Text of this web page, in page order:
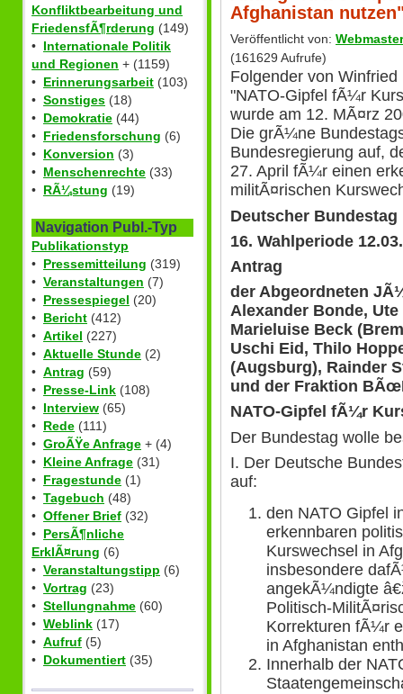
Konfliktbearbeitung und
FriedensfÃ¶rderung (149)
• Internationale Politik
und Regionen + (1159)
• Erinnerungsarbeit (103)
• Sonstiges (18)
• Demokratie (44)
• Friedensforschung (6)
• Konversion (3)
• Menschenrechte (33)
• RÃ¼stung (19)
Navigation Publ.-Typ
Publikationstyp
• Pressemitteilung (319)
• Veranstaltungen (7)
• Pressespiegel (20)
• Bericht (412)
• Artikel (227)
• Aktuelle Stunde (2)
• Antrag (59)
• Presse-Link (108)
• Interview (65)
• Rede (111)
• GroÃŸe Anfrage + (4)
• Kleine Anfrage (31)
• Fragestunde (1)
• Tagebuch (48)
• Offener Brief (32)
• PersÃ¶nliche
ErklÃ¤rung (6)
• Veranstaltungstipp (6)
• Vortrag (23)
• Stellungnahme (60)
• Weblink (17)
• Aufruf (5)
• Dokumentiert (35)
Afghanistan
Veröffentlicht von: Webmaster
(161629 Aufrufe)
Folgender von
"NATO-Gipfel fÃ¼r
wurde am 12. MÃ¤rz
Die grÃ¼ne
Bundesregierung auf,
27. April fÃ¼r einen
militÃ¤rischen
Deutscher Bundestag
16. Wahlperiode
Antrag
der Abgeordneten
Alexander Bonde,
Marieluise Beck
Uschi Eid, Thilo
(Augsburg), Rainder
und der Fraktion
NATO-Gipfel fÃ¼r
Der Bundestag wolle
I. Der Deutsche
auf:
den NATO Gipfel
erkennbaren
Kurswechsel in
insbesondere
angekÃ¼ndigte
Politisch-
Korrekturen fÃ¼r
in Afghanistan
Innerhalb der